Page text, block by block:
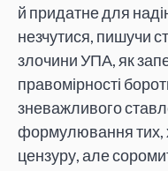
й придатне для
незчутися, пишучи
злочини УПА, як
правомірності
зневажливого
формулювання тих,
цензуру, але